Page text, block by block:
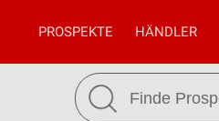
PROSPEKTE HÄNDLER